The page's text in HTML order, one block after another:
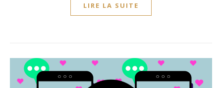
LIRE LA SUITE